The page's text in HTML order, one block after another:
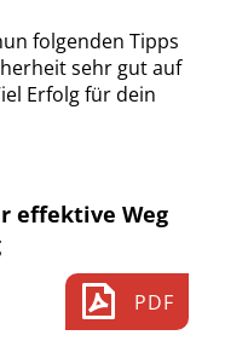
folgenden Tipps
sehr gut auf
Erfolg für dein
effektive Weg
 PDF